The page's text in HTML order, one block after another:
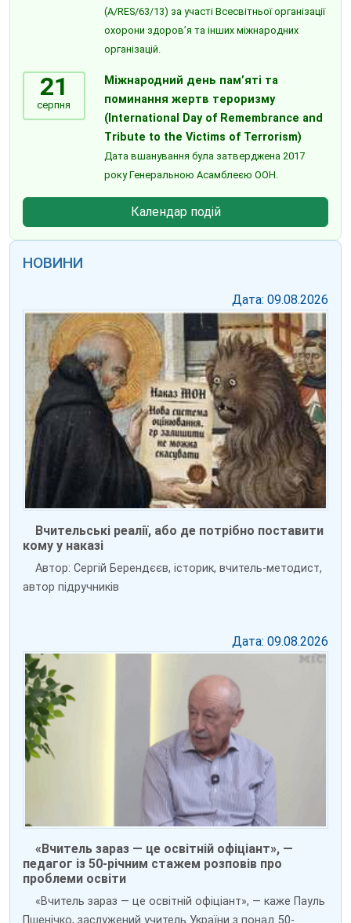
(A/RES/63/13) за участі Всесвітньої організації
охорони здоров’я та інших міжнародних
організацій.
21
серпня
Міжнародний день пам’яті та
поминання жертв тероризму
(International Day of Remembrance and
Tribute to the Victims of Terrorism)
Дата вшанування була затверджена 2017
року Генеральною Асамблеєю ООН.
Календар подій
НОВИНИ
Дата: 09.08.2026
Вчительські реалії, або де потрібно поставити
кому у наказі
Автор: Сергій Берендєєв, історик, вчитель-методист,
автор підручників
Дата: 09.08.2026
«Вчитель зараз — це освітній офіціант», —
педагог із 50-річним стажем розповів про
проблеми освіти
«Вчитель зараз — це освітній офіціант», — каже Пауль
Пшенічко, заслужений учитель України з понад 50-